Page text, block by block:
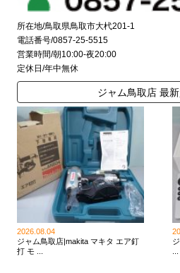
所在地/鳥取県鳥取市大杙201-1
電話番号/0857-25-5515
営業時間/朝10:00-夜20:00
定休日/年中無休
ジャム鳥取店 最
2026.08.04
ジャム鳥取店|makita マキタ エア釘
打 モ ...